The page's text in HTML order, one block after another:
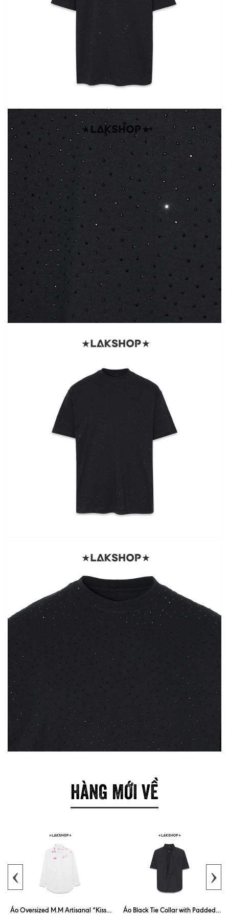
HÀNG MỚI VỀ
Áo Oversized M.M Artisanal “Kiss” Áo Black Tie Collar with Padded
‹ ›